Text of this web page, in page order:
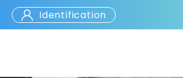
Identification